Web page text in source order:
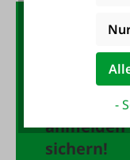
Der
10,-
Jetzt für
anmelden
sichern!
-